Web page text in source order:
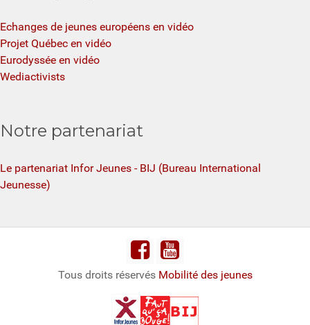
Echanges de jeunes européens en vidéo
Projet Québec en vidéo
Eurodyssée en vidéo
Wediactivists
Notre partenariat
Le partenariat Infor Jeunes - BIJ (Bureau International
Jeunesse)
Tous droits réservés Mobilité des jeunes